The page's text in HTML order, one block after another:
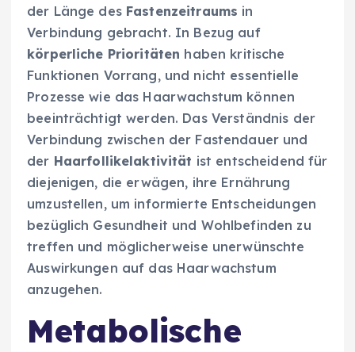
der Länge des Fastenzeitraums in
Verbindung gebracht. In Bezug auf
körperliche Prioritäten haben kritische
Funktionen Vorrang, und nicht essentielle
Prozesse wie das Haarwachstum können
beeinträchtigt werden. Das Verständnis der
Verbindung zwischen der Fastendauer und
der Haarfollikelaktivität ist entscheidend für
diejenigen, die erwägen, ihre Ernährung
umzustellen, um informierte Entscheidungen
bezüglich Gesundheit und Wohlbefinden zu
treffen und möglicherweise unerwünschte
Auswirkungen auf das Haarwachstum
anzugehen.
Metabolische